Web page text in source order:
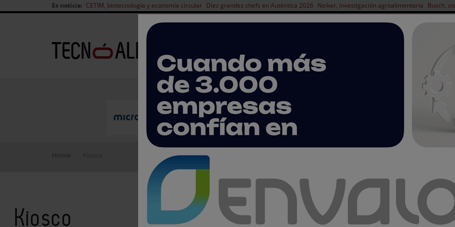
Es noticia: CETIM, biotecnología y economía circular Diez grandes chefs en Auténtica 2026 Neiker, investigación agroalimentaria Busch,
NOTICIAS ARTÍCULOS
Kiosco